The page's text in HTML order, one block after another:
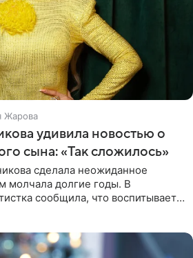
Жарова
удивила новостью о
сына: «Так сложилось»
сделала неожиданное
молчала долгие годы. В
сообщила, что воспитывает